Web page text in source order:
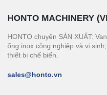
HONTO MACHINERY
HONTO chuyên SẢN XUẤT:
ống inox công nghiệp và vi
thiết bị chế biến.
sales@honto.vn